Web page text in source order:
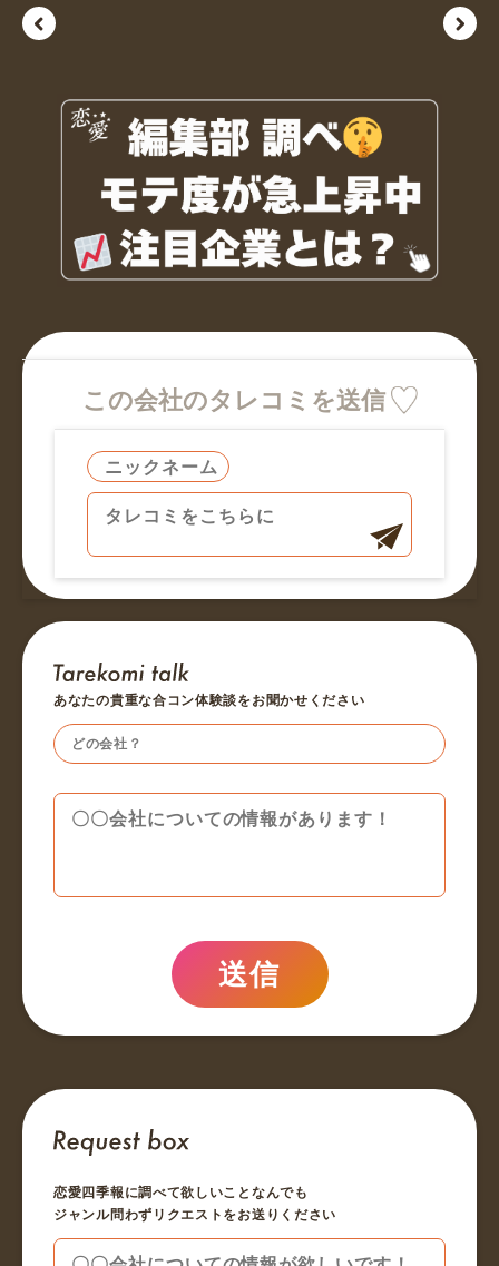
この会社のタレコミを送信
あなたの貴重な合コン体験談をお聞かせください
送信
恋愛四季報に調べて欲しいことなんでも
ジャンル問わずリクエストをお送りください